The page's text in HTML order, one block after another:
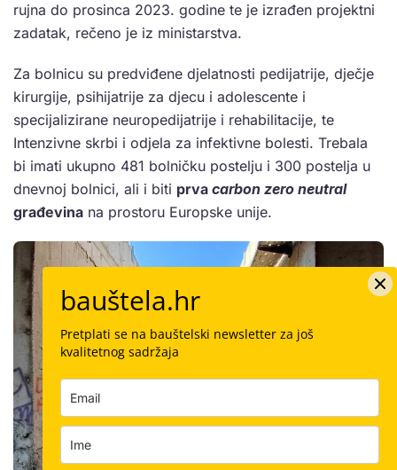
rujna do prosinca 2023. godine te je izrađen projektni
zadatak, rečeno je iz ministarstva.
Za bolnicu su predviđene djelatnosti pedijatrije, dječje
kirurgije, psihijatrije za djecu i adolescente i
specijalizirane neuropedijatrije i rehabilitacije, te
Intenzivne skrbi i odjela za infektivne bolesti. Trebala
bi imati ukupno 481 bolničku postelju i 300 postelja u
dnevnoj bolnici, ali i biti prva carbon zero neutral
građevina na prostoru Europske unije.
bauštela.hr
Pretplati se na bauštelski newsletter za još
kvalitetnog sadržaja